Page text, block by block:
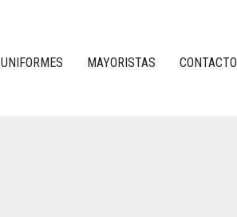
UNIFORMES MAYORISTAS CONTACTO